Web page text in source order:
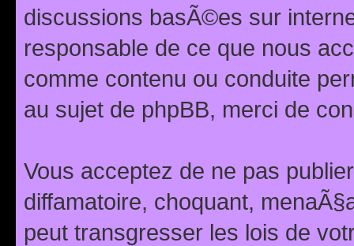
discussions basÃ©es sur
responsable de ce que nous
comme contenu ou conduite
au sujet de phpBB, merci de
Vous acceptez de ne pas
diffamatoire, choquant,
peut transgresser les lois de